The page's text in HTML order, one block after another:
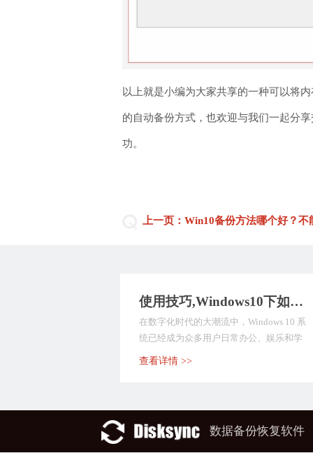
以上就是小编为大家共享的一种可以将
的自动备份方式，也欢迎与我们一起分
功。
上一页：Win10备份方法哪个好？
使用技巧,Windows10下如何自动备份文件？推荐九种数据备份方式，值得深入了解！
在数字化时代的大潮流中，Windows 10 系
统已经成为众多用户日常办公、娱乐和学
习的首...
查看详情 >>
数据备份恢复软件